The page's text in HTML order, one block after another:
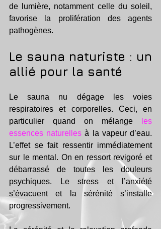
de lumière, notamment celle du soleil,
favorise la prolifération des agents
pathogènes.
Le sauna naturiste : un
allié pour la santé
Le sauna nu dégage les voies
respiratoires et corporelles. Ceci, en
particulier quand on mélange
les
essences naturelles à la vapeur d’eau.
L’effet se fait ressentir immédiatement
sur le mental. On en ressort revigoré et
débarrassé de toutes les douleurs
psychiques. Le stress et l’anxiété
s’évacuent et la sérénité s’installe
progressivement.